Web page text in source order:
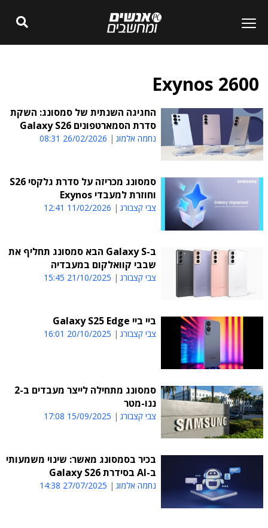
Exynos 2600
החגיגה השנתית של סמסונג: השקת
סדרת הסמארטפונים Galaxy S26
נחמה אלמוג 26/02/2026 08:31
סמסונג מכריזה על סדרת גלקסי S26
וחוזרת למעבדי Exynos
צבי קצבורג 11/02/2026 12:41
ב-Galaxy S הבא סמסונג תחליף את
שבבי קוואלקום במעבדיה
צבי קצבורג 21/10/2025 15:45
ביי ביי Galaxy S25 Edge
צבי קצבורג 20/10/2025 16:01
סמסונג מתחילה לייצר מעבדים ב-2
ננו-מטר
צבי קצבורג 15/09/2025 17:08
בכיר בסמסונג מאשר: שינוי משמעותי
ב-AI בסידרת Galaxy S26
נחמה אלמוג 27/07/2025 14:38